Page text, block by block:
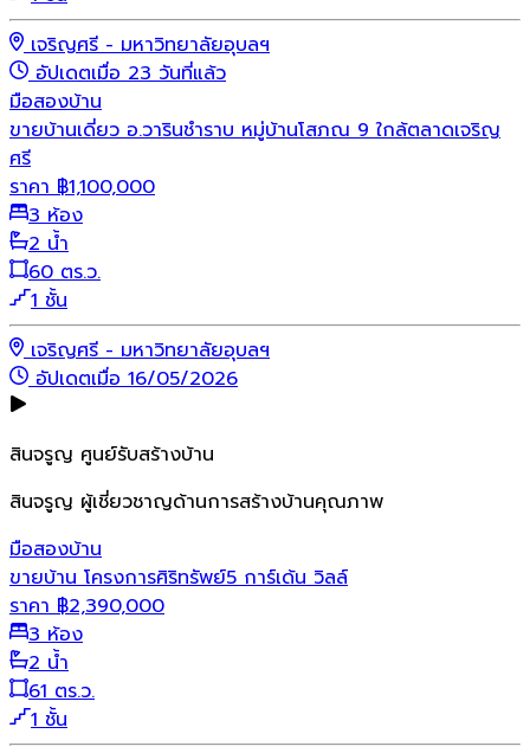
เจริญศรี - มหาวิทยาลัยอุบลฯ
อัปเดตเมื่อ 23 วันที่แล้ว
มือสองบ้าน
ขายบ้านเดี่ยว อ.วารินชำราบ หมู่บ้านโสภณ 9 ใกล้ตลาดเจริญ
ศรี
ราคา ฿1,100,000
3 ห้อง
2 น้ำ
60 ตร.ว.
1 ชั้น
เจริญศรี - มหาวิทยาลัยอุบลฯ
อัปเดตเมื่อ 16/05/2026
สินจรูญ ศูนย์รับสร้างบ้าน
สินจรูญ ผู้เชี่ยวชาญด้านการสร้างบ้านคุณภาพ
มือสองบ้าน
ขายบ้าน โครงการศิริทรัพย์5 การ์เด้น วิลล์
ราคา ฿2,390,000
3 ห้อง
2 น้ำ
61 ตร.ว.
1 ชั้น